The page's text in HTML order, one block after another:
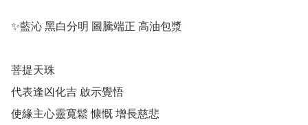
✨藍沁 黑白分明 圖騰端正 高油包漿
菩提天珠
代表逢凶化吉 啟示覺悟
使緣主心靈寬鬆 慷慨 增長慈悲